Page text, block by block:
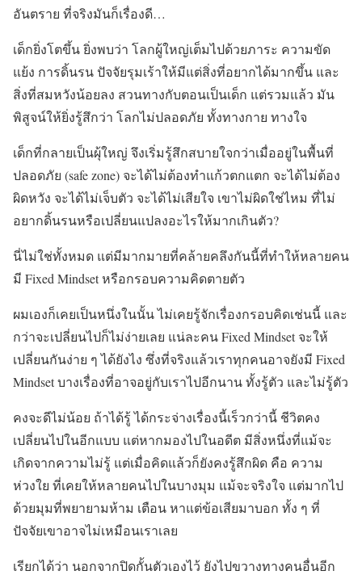
อันตราย ที่จริงมันก็เรื่องดี…
เด็กยิ่งโตขึ้น ยิ่งพบว่า โลกผู้ใหญ่เต็มไปด้วยภาระ ความขัด
แย้ง การดิ้นรน ปัจจัยรุมเร้าให้มีแต่สิ่งที่อยากได้มากขึ้น และ
สิ่งที่สมหวังน้อยลง สวนทางกับตอนเป็นเด็ก แต่รวมแล้ว มัน
พิสูจน์ให้ยิ่งรู้สึกว่า โลกไม่ปลอดภัย ทั้งทางกาย ทางใจ
เด็กที่กลายเป็นผุ้ใหญ่ จึงเริ่มรู้สึกสบายใจกว่าเมื่ออยู่ในพื้นที่
ปลอดภัย (safe zone) จะได้ไม่ต้องทำแก้วตกแตก จะได้ไม่ต้อง
ผิดหวัง จะได้ไม่เจ็บตัว จะได้ไม่เสียใจ เขาไม่ผิดใช่ไหม ที่ไม่
อยากดิ้นรนหรือเปลี่ยนแปลงอะไรให้มากเกินตัว?
นี่ไม่ใช่ทั้งหมด แต่มีมากมายที่คล้ายคลึงกันนี้ที่ทำให้หลายคน
มี Fixed Mindset หรือกรอบความคิดตายตัว
ผมเองก็เคยเป็นหนึ่งในนั้น ไม่เคยรู้จักเรื่องกรอบคิดเช่นนี้ และ
กว่าจะเปลี่ยนไปก็ไม่ง่ายเลย แน่ละคน Fixed Mindset จะให้
เปลี่ยนกันง่าย ๆ ได้ยังไง ซึ่งที่จริงแล้วเราทุกคนอาจยังมี Fixed
Mindset บางเรื่องที่อาจอยู่กับเราไปอีกนาน ทั้งรู้ตัว และไม่รู้ตัว
คงจะดีไม่น้อย ถ้าได้รู้ ได้กระจ่างเรื่องนี้เร็วกว่านี้ ชีวิตคง
เปลี่ยนไปในอีกแบบ แต่หากมองไปในอดีต มีสิ่งหนึ่งที่แม้จะ
เกิดจากความไม่รู้ แต่เมื่อคิดแล้วก็ยังคงรู้สึกผิด คือ ความ
ห่วงใย ที่เคยให้หลายคนไปในบางมุม แม้จะจริงใจ แต่มากไป
ด้วยมุมที่พยายามห้าม เตือน หาแต่ข้อเสียมาบอก ทั้ง ๆ ที่
ปัจจัยเขาอาจไม่เหมือนเราเลย
เรียกได้ว่า นอกจากปิดกั้นตัวเองไว้ ยังไปขวางทางคนอื่นอีก